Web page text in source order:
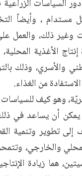
الزراعية
مستدام ، وأيضاً
وغير ذلك، والعمل
الأغذية
والأسري، وذلك
من الغذاء.
وهو كيف
يمكن أن يساعد في
إلى تطوير وتنمية
والخارجي،
هما زيادة